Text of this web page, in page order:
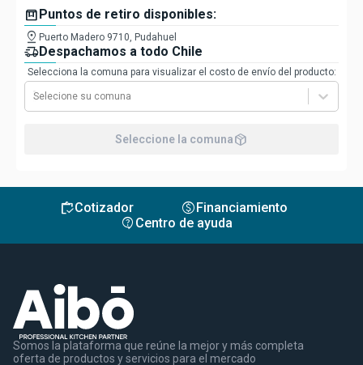
boxPuntos de retiro disponibles:
pin_drop Puerto Madero 9710, Pudahuel
delivery_truck_speedDespachamos a todo Chile
Selecciona la comuna para visualizar el costo de envío del producto:
Selecione su comuna
Seleccione la comunapackage_2
inventoryCotizador monetization_onFinanciamiento
contact_support Centro de ayuda
Somos la plataforma que reúne la mejor y más completa
oferta de productos y servicios para el mercado